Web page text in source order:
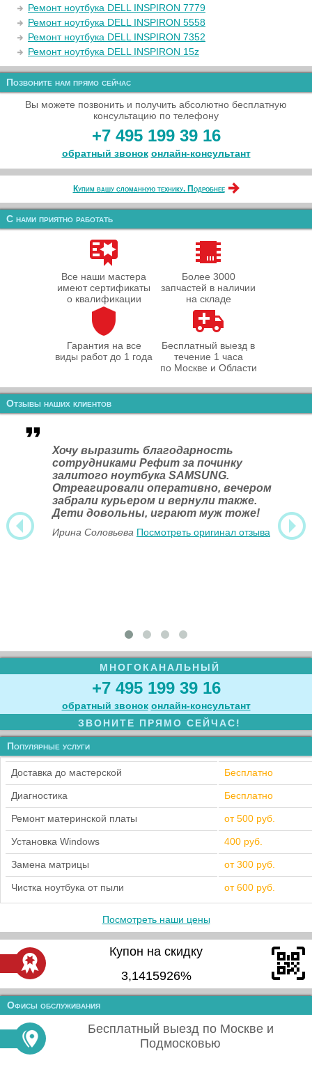
Ремонт ноутбука DELL INSPIRON 7779
Ремонт ноутбука DELL INSPIRON 5558
Ремонт ноутбука DELL INSPIRON 7352
Ремонт ноутбука DELL INSPIRON 15z
Позвоните нам прямо сейчас
Вы можете позвонить и получить абсолютно бесплатную
консультацию по телефону
+7 495 199 39 16
обратный звонок онлайн‑консультант
Купим вашу сломанную технику. Подробнее
С нами приятно работать
Все наши мастера
имеют сертификаты
о квалификации
Более 3000
запчастей в наличии
на складе
Гарантия на все
виды работ до 1 года
Бесплатный выезд в
течение 1 часа
по Москве и Области
Отзывы наших клиентов
Хочу выразить благодарность
сотрудниками Рефит за починку
залитого ноутбука SAMSUNG.
Отреагировали оперативно, вечером
забрали курьером и вернули также.
Дети довольны, играют муж тоже!
Ирина Соловьева Посмотреть оригинал отзыва
МНОГОКАНАЛЬНЫЙ
+7 495 199 39 16
обратный звонок онлайн‑консультант
ЗВОНИТЕ ПРЯМО СЕЙЧАС!
Популярные услуги
Доставка до мастерской Бесплатно
Диагностика Бесплатно
Ремонт материнской платы от 500 руб.
Установка Windows 400 руб.
Замена матрицы от 300 руб.
Чистка ноутбука от пыли от 600 руб.
Посмотреть наши цены
Купон на скидку
3,1415926%
Офисы обслуживания
Бесплатный выезд по Москве и
Подмосковью